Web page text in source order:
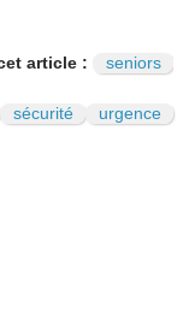
article : seniors
sécurité urgence